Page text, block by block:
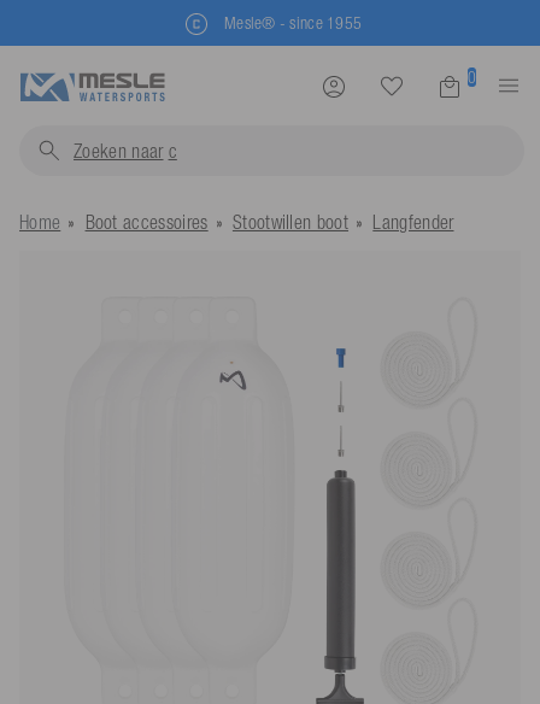
Mesle® - since 1955
0
Zoeken naar zwemvest
Home Boot accessoires Stootwillen boot Langfender